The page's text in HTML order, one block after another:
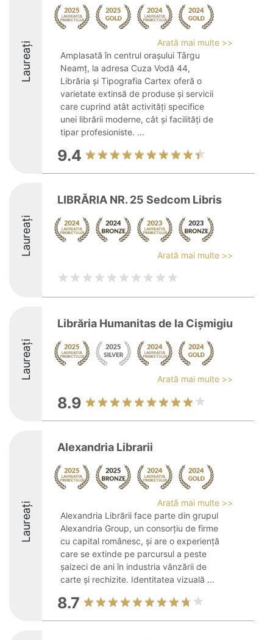
Laureați
Arată mai multe >>
Amplasată în centrul orașului Târgu
Neamț, la adresa Cuza Vodă 44,
Librăria și Tipografia Cartex oferă o
varietate extinsă de produse și servicii
care cuprind atât activități specifice
unei librării moderne, cât și facilități de
tipar profesioniste. ...
9.4
Laureați
LIBRĂRIA NR. 25 Sedcom Libris
Arată mai multe >>
Laureați
Librăria Humanitas de la Cişmigiu
Arată mai multe >>
8.9
Laureați
Alexandria Librarii
Arată mai multe >>
Alexandria Librării face parte din grupul
Alexandria Group, un consorțiu de firme
cu capital românesc, și are o experiență
care se extinde pe parcursul a peste
șaizeci de ani în industria vânzării de
carte și rechizite. Identitatea vizuală ...
8.7